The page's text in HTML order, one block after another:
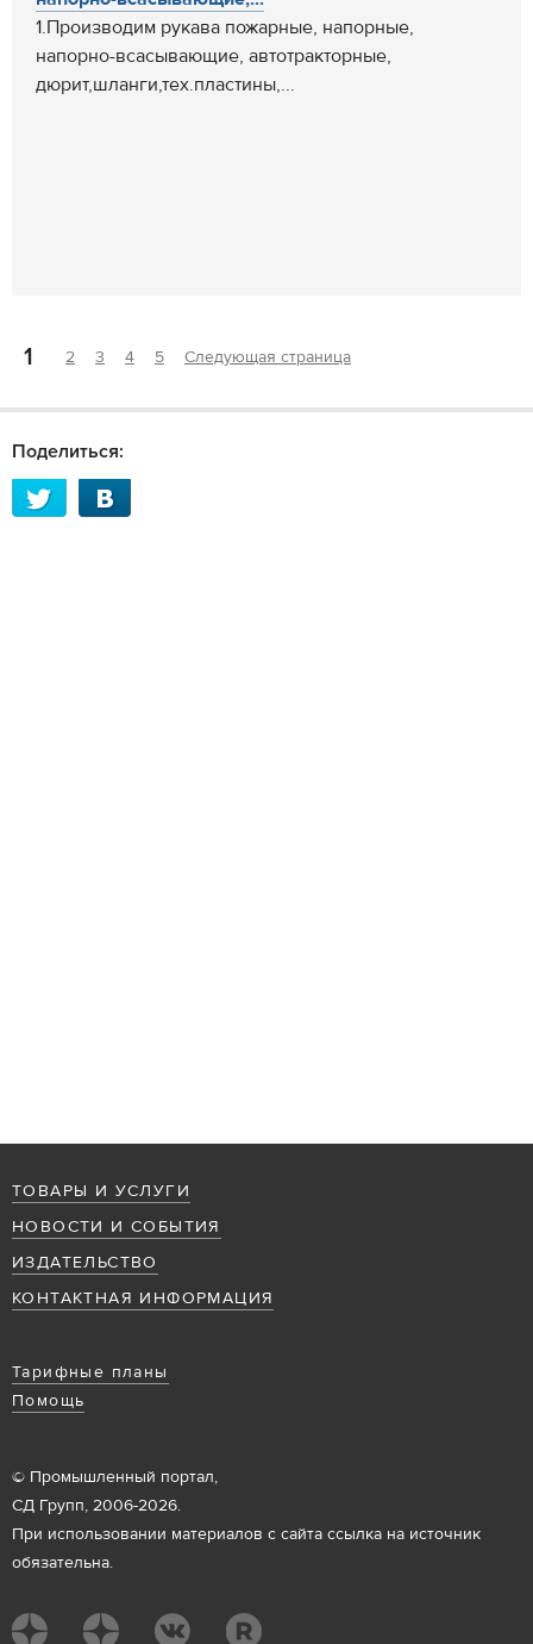
1.Производим рукава пожарные, напорные,
напорно-всасывающие, автотракторные,
дюрит,шланги,тех.пластины,...
1 2 3 4 5 Следующая страница
Поделиться:
ТОВАРЫ И УСЛУГИ
НОВОСТИ И СОБЫТИЯ
ИЗДАТЕЛЬСТВО
КОНТАКТНАЯ ИНФОРМАЦИЯ
Тарифные планы
Помощь
© Промышленный портал,
СД Групп, 2006-2026.
При использовании материалов с сайта ссылка на источник
обязательна.